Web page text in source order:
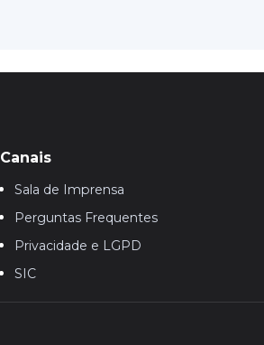
Canais
Sala de Imprensa
Perguntas Frequentes
Privacidade e LGPD
SIC